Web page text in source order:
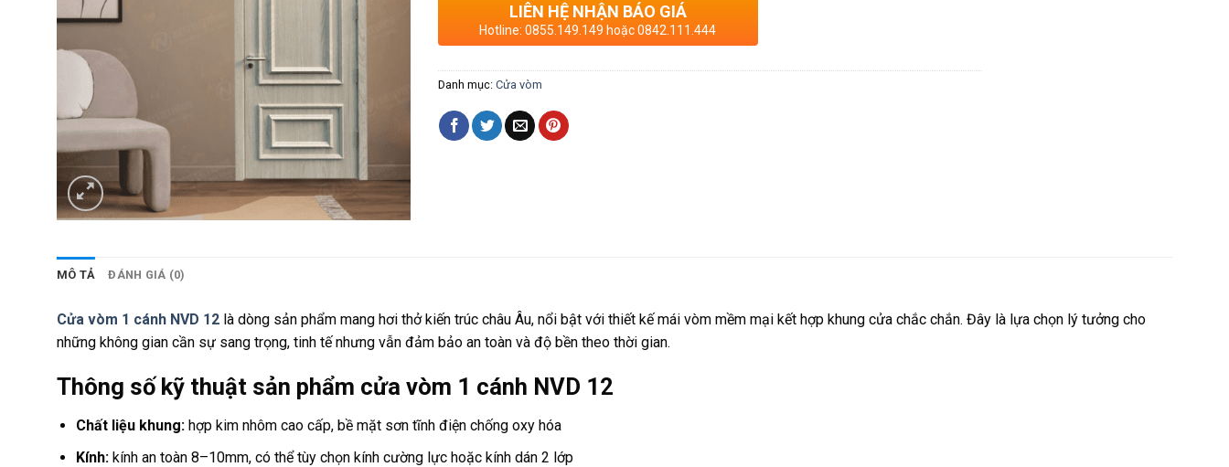
LIÊN HỆ NHẬN BÁO GIÁ
Hotline: 0855.149.149 hoặc 0842.111.444
Danh mục: Cửa vòm
MÔ TẢ ĐÁNH GIÁ (0)
Cửa vòm 1 cánh NVD 12 là dòng sản phẩm mang hơi thở kiến trúc châu Âu, nổi bật với thiết kế mái vòm mềm mại kết hợp khung cửa chắc chắn. Đây là lựa chọn lý tưởng cho
những không gian cần sự sang trọng, tinh tế nhưng vẫn đảm bảo an toàn và độ bền theo thời gian.
Thông số kỹ thuật sản phẩm cửa vòm 1 cánh NVD 12
Chất liệu khung:hợp kim nhôm cao cấp, bề mặt sơn tĩnh điện chống oxy hóa
Kính:kính an toàn 8–10mm, có thể tùy chọn kính cường lực hoặc kính dán 2 lớp